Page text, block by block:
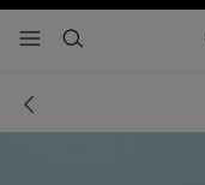
- navegación principal
buscar